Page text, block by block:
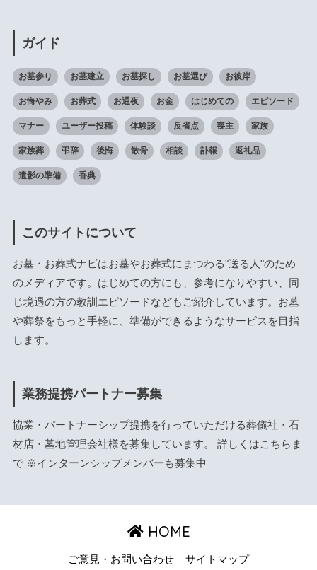
ガイド
お墓参り お墓建立 お墓探し お墓選び お彼岸
お悔やみ お葬式 お通夜 お金 はじめての エピソード
マナー ユーザー投稿 体験談 反省点 喪主 家族
家族葬 弔辞 後悔 散骨 相談 訃報 返礼品
遺影の準備 香典
このサイトについて
お墓・お葬式ナビはお墓やお葬式にまつわる"送る人"のため
のメディアです。はじめての方にも、参考になりやすい、同
じ境遇の方の教訓エピソードなどもご紹介しています。お墓
や葬祭をもっと手軽に、準備ができるようなサービスを目指
します。
業務提携パートナー募集
協業・パートナーシップ提携を行っていただける葬儀社・石
材店・墓地管理会社様を募集しています。 詳しくはこちら ま
で ※インターンシップメンバーも募集中
HOME
ご意見・お問い合わせ サイトマップ